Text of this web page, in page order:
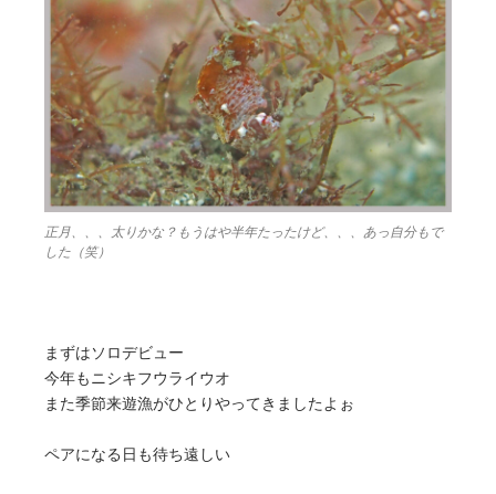
正月、、、太りかな？もうはや半年たったけど、、、あっ自分もで
した（笑）
まずはソロデビュー
今年もニシキフウライウオ
また季節来遊漁がひとりやってきましたよぉ
ペアになる日も待ち遠しい